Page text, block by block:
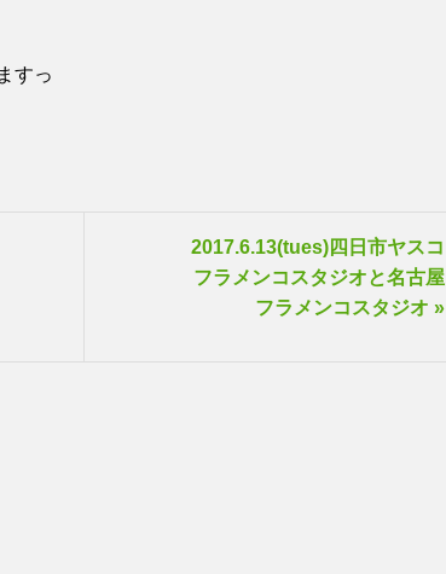
すっ
2017.6.13(tues)四日市ヤスコ
フラメンコスタジオと名古屋
フラメンコスタジオ »